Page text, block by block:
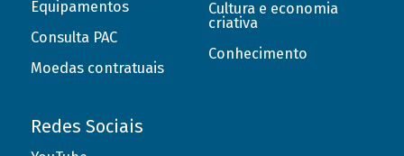
Equipamentos
Consulta PAC
Moedas contratuais
Cultura e economia
criativa
Conhecimento
Redes Sociais